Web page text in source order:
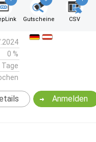
Gutscheine CSV
0 %
Tage
Anmelden